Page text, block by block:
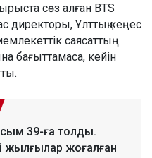
сөз алған BTS
директоры, Ұлттық кеңес
саясаттың
бағыттамаса, кейін
39-ға толды.
жылғылар жоғалған